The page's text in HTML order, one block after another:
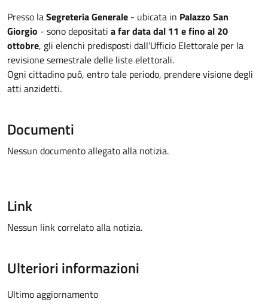
Presso laSegreteria Generale - ubicata in Palazzo San
Giorgio - sono depositati a far data dal 11 e fino al 20
ottobre, gli elenchi predisposti dall'Ufficio Elettorale per la
revisione semestrale delle liste elettorali.
Ogni cittadino può, entro tale periodo, prendere visione degli
atti anzidetti.
Documenti
Nessun documento allegato alla notizia.
Link
Nessun link correlato alla notizia.
Ulteriori informazioni
Ultimo aggiornamento